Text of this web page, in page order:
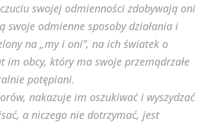
swojej odmienności zdobywają oni
swoje odmienne sposoby działania i
na „my i oni”, na ich światek o
obcy, który ma swoje przemądrzałe
potępiani.
nakazuje im oszukiwać i wyszydzać
a niczego nie dotrzymać, jest